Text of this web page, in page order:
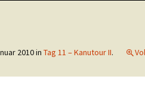
2010in Tag 11 – Kanutour II.